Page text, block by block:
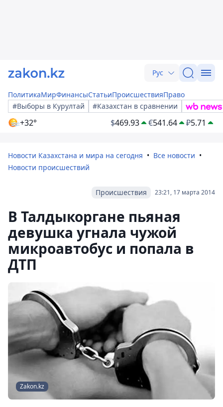
Рус
ПолитикаМирФинансыСтатьиПроисшествияПраво
#Выборы в Курултай
#Казахстан в сравнении
+32° $469.93 €541.64 ₽5.71
Новости Казахстана и мира на сегодня
Все новости
Новости происшествий
23:21, 17 марта 2014
Происшествия
В Талдыкоргане пьяная
девушка угнала чужой
микроавтобус и попала в
ДТП
Zakon.kz